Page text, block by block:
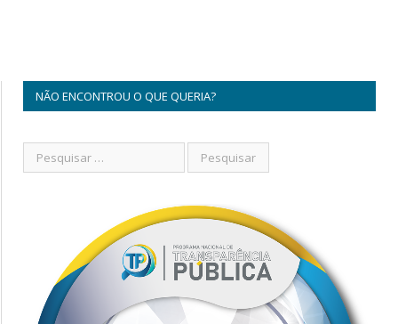
NÃO ENCONTROU O QUE QUERIA?